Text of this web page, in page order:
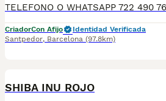
CriadorCon Afijo
Identidad Verificada
Santpedor, Barcelona (97.8km)
SHIBA INU ROJO